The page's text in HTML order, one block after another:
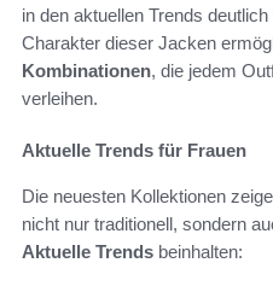
in den aktuellen Trends
Charakter dieser Jacken
Kombinationen, die jedem
verleihen.
Aktuelle Trends für Frauen
Die neuesten Kollektionen
nicht nur traditionell, sondern
Aktuelle Trends beinhalten: